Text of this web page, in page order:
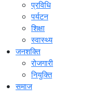
प्रविधि
पर्यटन
शिक्षा
स्वास्थ्य
जनशक्ति
रोजगारी
नियुक्ति
समाज